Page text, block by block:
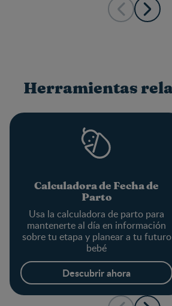
Herramientas
Calculadora de Fecha de
Parto
Usa la calculadora de parto para
mantenerte al día en información
sobre tu etapa y planear a tu futuro
bebé
Descubrir ahora